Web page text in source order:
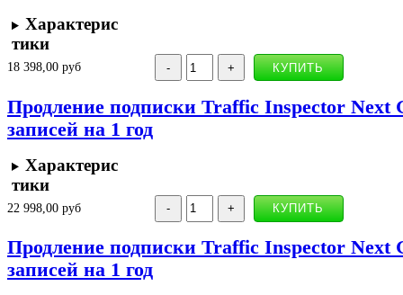
Характерис
тики
18 398,00 руб
Продление подписки Traffic Inspector Next
записей на 1 год
Характерис
тики
22 998,00 руб
Продление подписки Traffic Inspector Next
записей на 1 год